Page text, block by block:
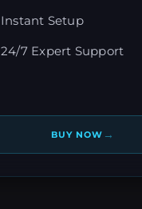
Instant Setup
24/7 Expert Support
BUY NOW →